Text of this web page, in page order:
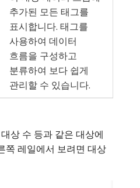
추가된 모든 태그를
표시합니다. 태그를
사용하여 데이터
흐름을 구성하고
분류하여 보다 쉽게
관리할 수 있습니다.
상 수 등과 같은 대상에
쪽 레일에서 보려면 대상